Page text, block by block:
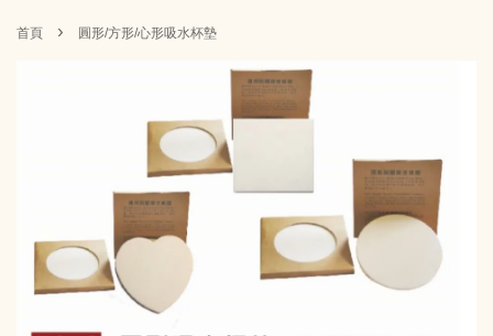
首頁 › 圓形/方形/心形吸水杯墊